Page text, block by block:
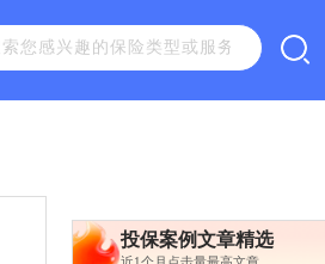
投保案例文章精选